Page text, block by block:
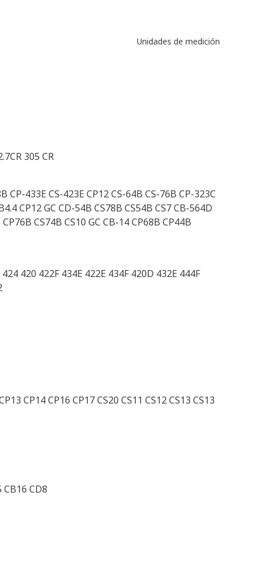
Unidades de medición
305 CR
CP-433E CS-423E CP12 CS-64B CS-76B CP-323C
CP12 GC CD-54B CS78B CS54B CS7 CB-564D
CS74B CS10 GC CB-14 CP68B CP44B
420 422F 434E 422E 434F 420D 432E 444F
CP14 CP16 CP17 CS20 CS11 CS12 CS13 CS13
CB16 CD8